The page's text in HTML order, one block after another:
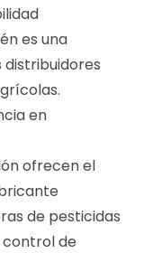
es una
en
ofrecen el
de pesticidas
de